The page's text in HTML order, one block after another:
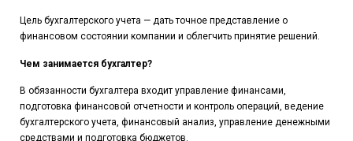
Цель бухгалтерского учета — дать точное представление о
финансовом состоянии компании и облегчить принятие решений.
Чем занимается бухгалтер?
В обязанности бухгалтера входит управление финансами,
подготовка финансовой отчетности и контроль операций, ведение
бухгалтерского учета, финансовый анализ, управление денежными
средствами и подготовка бюджетов.